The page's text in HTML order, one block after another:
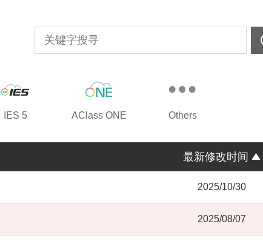
IES 5 AClass ONE Others
最新修改时间
2025/10/30
2025/08/07